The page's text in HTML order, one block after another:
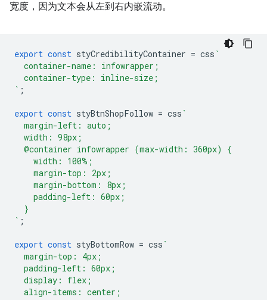
宽度，因为文本会从左到右内嵌流动。
export const styCredibilityContainer = css `
  container-name: infowrapper;
  container-type: inline-size;
` ;
export const styBtnShopFollow = css `
  margin-left: auto;
  width: 98px;
  @container infowrapper (max-width: 360px) {
    width: 100%;
    margin-top: 2px;
    margin-bottom: 8px;
    padding-left: 60px;
  }
` ;
export const styBottomRow = css `
  margin-top: 4px;
  padding-left: 60px;
  display: flex;
  align-items: center;